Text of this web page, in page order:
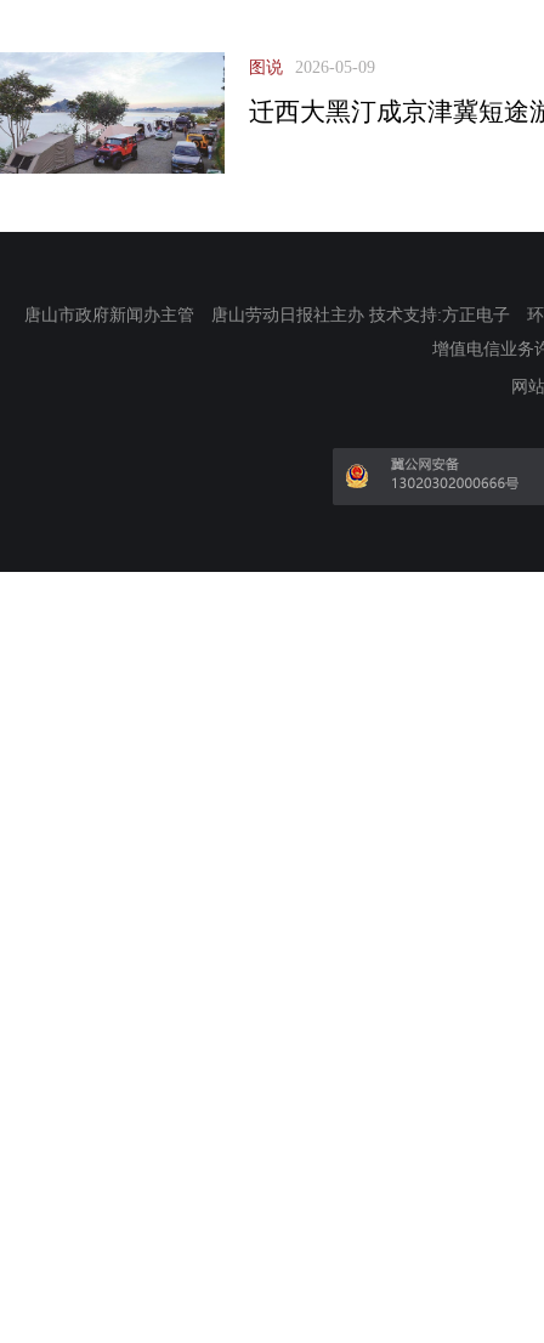
图说 2026-05-09
迁西大黑汀成京津冀短途
唐山市政府新闻办主管 唐山劳动日报社主办 技术支持:方正电子
增值电信业务
网